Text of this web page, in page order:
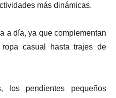
más dinámicas.
a día, ya que complementan
casual hasta trajes de
los pendientes pequeños